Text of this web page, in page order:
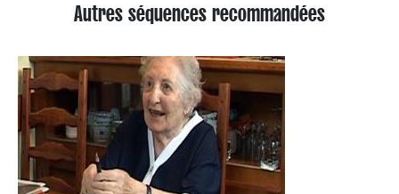
Autres séquences recommandées